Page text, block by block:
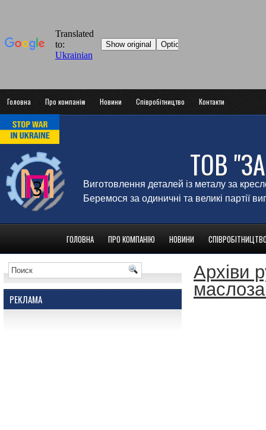
Головна Про компанію Новини Співробітництво Контакти
ТОВ
Виготовлення деталей із металу за
Беремося за одиничні та великі партії
ГОЛОВНА ПРО КОМПАНІЮ НОВИНИ
РЕКЛАМА
Архіви